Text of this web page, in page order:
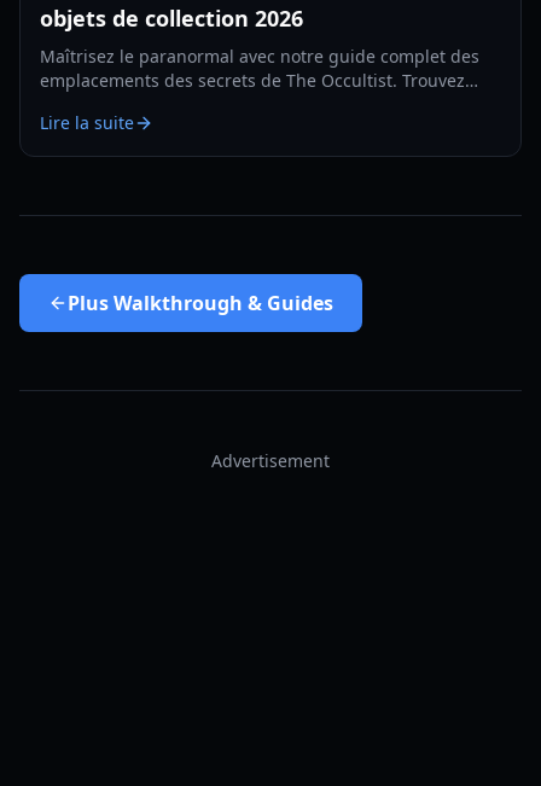
objets de collection 2026
Maîtrisez le paranormal avec notre guide complet des
emplacements des secrets de The Occultist. Trouvez
découvrez le passé d'Alan.
Lire la suite
PlusWalkthrough & Guides
Advertisement